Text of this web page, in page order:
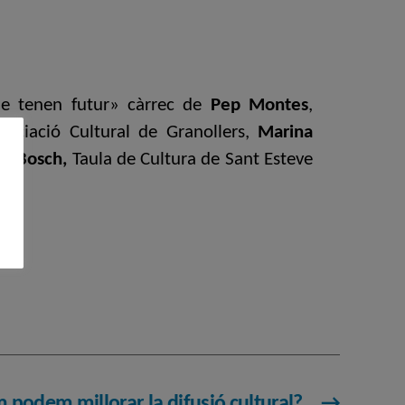
tenen futur» càrrec de Pep Montes,
Cultural de Granollers, Marina
Bosch, Taula de Cultura de Sant Esteve